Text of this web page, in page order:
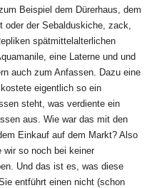
Beispiel dem Dürerhaus, dem
oder der Sebalduskiche, zack,
spätmittelalterlichen
eine Laterne und und
auch zum Anfassen. Dazu eine
eigentlich so ein
steht, was verdiente ein
aus. Wie war das mit den
Einkauf auf dem Markt? Also
wir so noch bei keiner
Und das ist es, was diese
entführt einen nicht (schon